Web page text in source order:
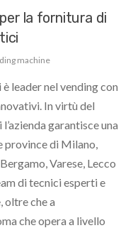
la fornitura di
machine
leader nel vending con
In virtù del
garantisce una
province di Milano,
Varese, Lecco
di tecnici esperti e
oltre che a
che opera a livello